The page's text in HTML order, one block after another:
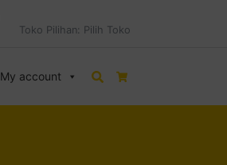
Toko Pilihan: Pilih Toko
My account Search